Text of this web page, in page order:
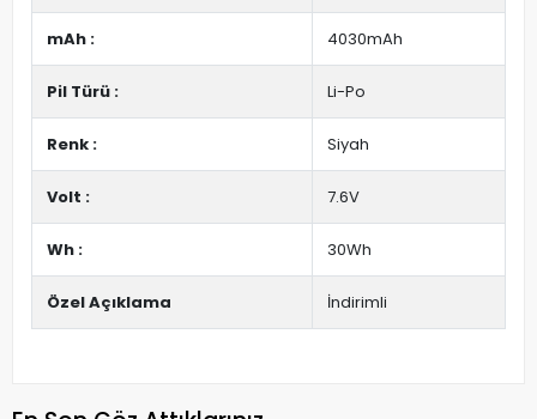
mAh : 4030mAh
Pil Türü : Li-Po
Renk : Siyah
Volt : 7.6V
Wh : 30Wh
Özel Açıklama İndirimli